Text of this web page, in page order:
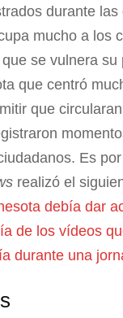
durante las
mucho a los
se vulnera su
que centró
que
Es
realizó el
debía dar
de los vídeos
durante una